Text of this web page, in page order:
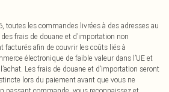
toutes les commandes livrées à des adresses au
frais de douane et d’importation non
facturés afin de couvrir les coûts liés à
électronique de faible valeur dans l’UE et
Les frais de douane et d’importation seront
lors du paiement avant que vous ne